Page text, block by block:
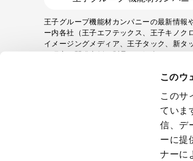
このウ
このサ
ていま
信、デ
ーに提
ナーに
王子グループ機能材カンパニーの最新情報
ー内各社（王子エフテックス、王子キノク
イメージングメディア、王子タック、新タ